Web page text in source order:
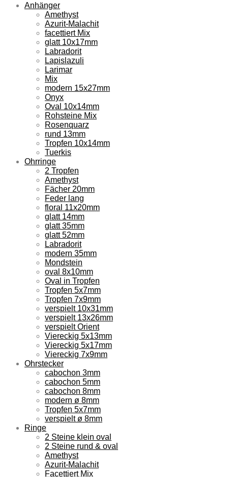
Anhänger
Amethyst
Azurit-Malachit
facettiert Mix
glatt 10x17mm
Labradorit
Lapislazuli
Larimar
Mix
modern 15x27mm
Onyx
Oval 10x14mm
Rohsteine Mix
Rosenquarz
rund 13mm
Tropfen 10x14mm
Tuerkis
Ohrringe
2 Tropfen
Amethyst
Fächer 20mm
Feder lang
floral 11x20mm
glatt 14mm
glatt 35mm
glatt 52mm
Labradorit
modern 35mm
Mondstein
oval 8x10mm
Oval in Tropfen
Tropfen 5x7mm
Tropfen 7x9mm
verspielt 10x31mm
verspielt 13x26mm
verspielt Orient
Viereckig 5x13mm
Viereckig 5x17mm
Viereckig 7x9mm
Ohrstecker
cabochon 3mm
cabochon 5mm
cabochon 8mm
modern ø 8mm
Tropfen 5x7mm
verspielt ø 8mm
Ringe
2 Steine klein oval
2 Steine rund & oval
Amethyst
Azurit-Malachit
Facettiert Mix